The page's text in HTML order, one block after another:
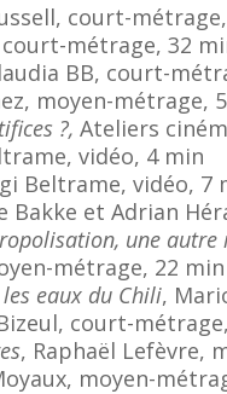
court-
métrage, 32
BB, court-
moyen-métrage,
?, Ateliers
vidéo, 4 min
Beltrame, vidéo, 7
Bakke et Adrian
une
métrage, 22 min
eaux du Chili,
court-
, Raphaël Lefèvre,
moyen-